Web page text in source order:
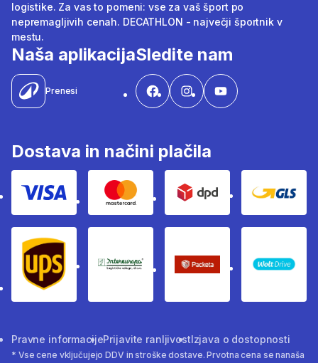
logistike. Za vas to pomeni: vse za vaš šport po
nepremagljivih cenah. DECATHLON - največji športnik v
mestu.
Naša aplikacija
Prenesi
Sledite nam
Dostava in načini plačila
Visa Mastercard Dpd Gls
Ups Intereuropa Packeta Sledenje
WOLT
Pravne informacijePrijavite ranljivostIzjava o dostopnosti
* Vse cene vključujejo DDV in stroške dostave. Prvotna cena se nanaša